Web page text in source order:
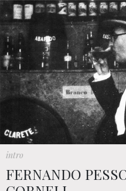
intro
FERNANDO